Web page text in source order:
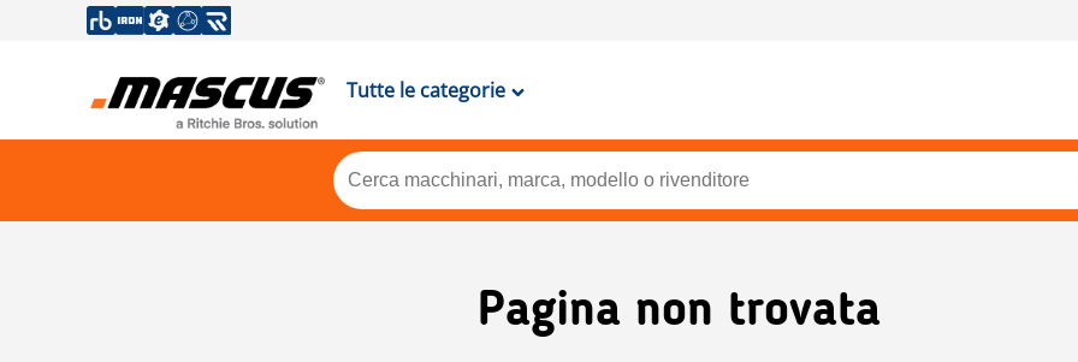
Tutte le categorie
Pagina non trovata